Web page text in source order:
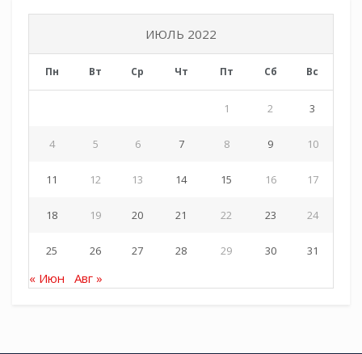
ИЮЛЬ 2022
Пн Вт Ср Чт Пт Сб Вс
1 2 3
4 5 6 7 8 9 10
11 12 13 14 15 16 17
18 19 20 21 22 23 24
25 26 27 28 29 30 31
« Июн Авг »